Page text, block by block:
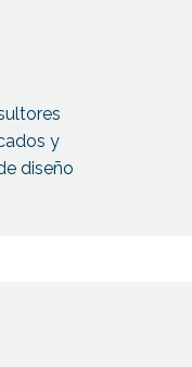
y
diseño